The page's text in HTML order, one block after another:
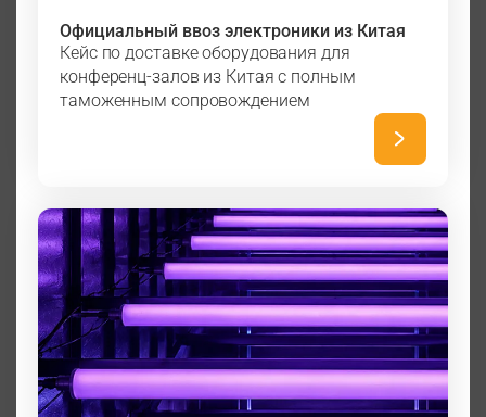
Официальный ввоз электроники из Китая
Кейс по доставке оборудования для
конференц-залов из Китая с полным
таможенным сопровождением